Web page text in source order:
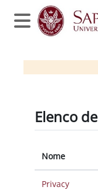
Vai al contenuto
Pannello laterale
Elenco
Nome
Privacy